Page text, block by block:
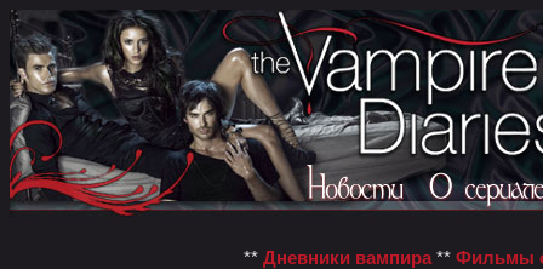
** Дневники вампира ** Фильмы